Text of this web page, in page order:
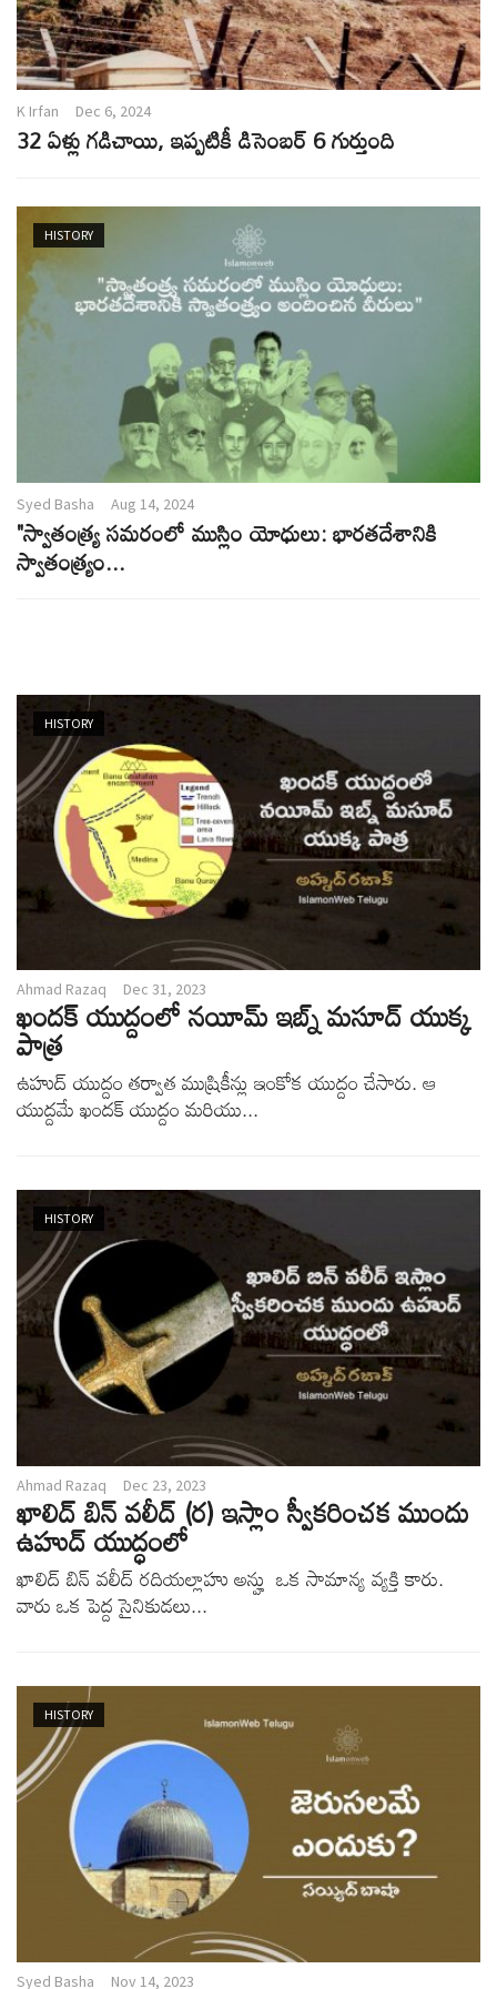
K Irfan Dec 6, 2024
32 ఏళ్లు గడిచాయి, ఇప్పటికీ డిసెంబర్ 6 గుర్తుంది
HISTORY
Syed Basha Aug 14, 2024
"స్వాతంత్య్ర సమరంలో ముస్లిం యోధులు: భారతదేశానికి
స్వాతంత్ర్యం...
HISTORY
Ahmad Razaq Dec 31, 2023
ఖందక్ యుద్దంలో నయీమ్ ఇబ్న్ మసూద్ యుక్క
పాత్ర
ఉహుద్ యుద్దం తర్వాత ముష్రికీన్లు ఇంకోక యుద్దం చేసారు. ఆ
యుద్దమే ఖందక్ యుద్దం మరియు...
HISTORY
Ahmad Razaq Dec 23, 2023
ఖాలిద్ బిన్ వలీద్ (ర) ఇస్లాం స్వీకరించక ముందు
ఉహుద్ యుద్ధంలో
ఖాలిద్ బిన్ వలీద్ రదియల్లాహు అన్హు ఒక సామాన్య వ్యక్తి కారు.
వారు ఒక పెద్ద సైనికుడలు...
HISTORY
Syed Basha Nov 14, 2023